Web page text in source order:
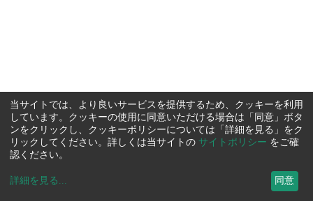
当サイトでは、より良いサービスを提供するため、クッキーを利用
しています。クッキーの使用に同意いただける場合は「同意」ボタ
ンをクリックし、クッキーポリシーについては「詳細を見る」をク
リックしてください。詳しくは当サイトの サイトポリシー をご確
認ください。
詳細を見る ... 同意